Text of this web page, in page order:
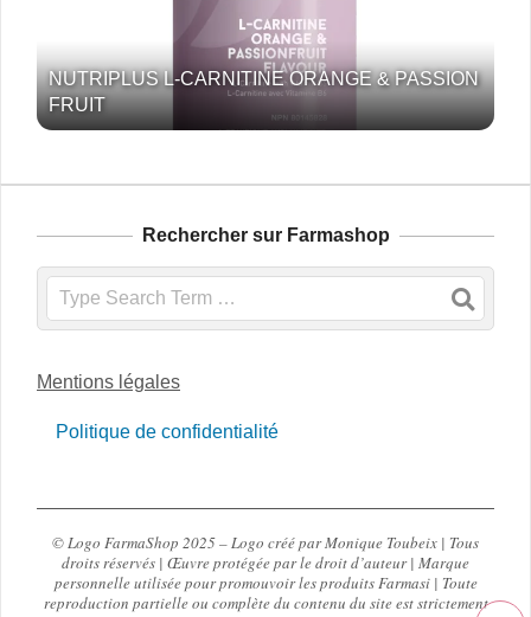
NUTRIPLUS L-CARNITINE ORANGE & PASSION
FRUIT
Rechercher sur Farmashop
Search
Mentions légales
Politique de confidentialité
© Logo FarmaShop 2025 – Logo créé par Monique Toubeix | Tous
droits réservés | Œuvre protégée par le droit d’auteur | Marque
personnelle utilisée pour promouvoir les produits Farmasi | Toute
reproduction partielle ou complète du contenu du site est strictement